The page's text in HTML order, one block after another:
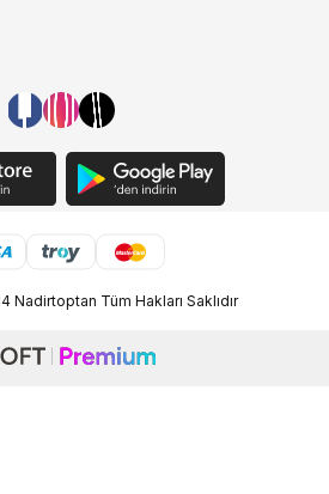
Tüm Hakları Saklıdır